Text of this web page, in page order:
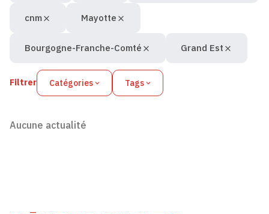
Filtrer Catégories Tags
cnm Mayotte
Bourgogne-Franche-Comté Grand Est
Aucune actualité